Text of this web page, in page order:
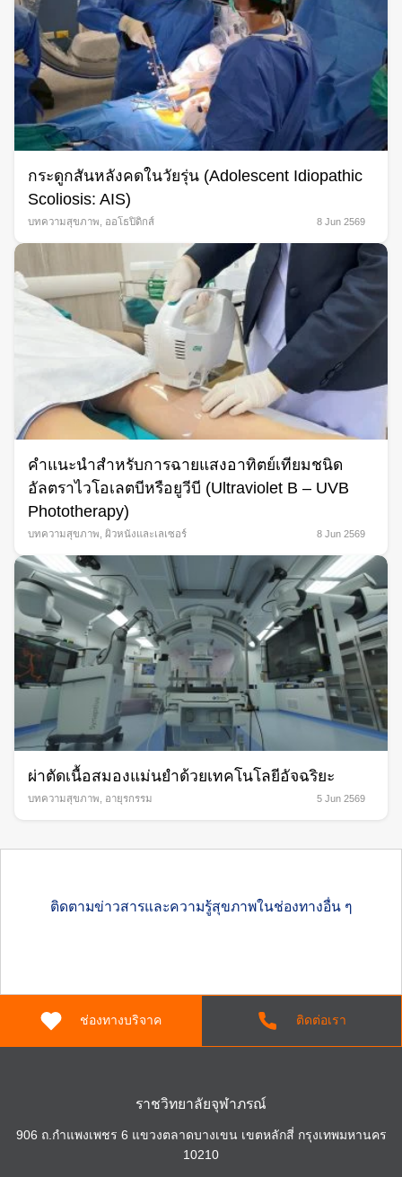
กระดูกสันหลังคดในวัยรุ่น (Adolescent Idiopathic
Scoliosis: AIS)
บทความสุขภาพ ออโธปิดิกส์ 8 Jun 2569
คำแนะนำสำหรับการฉายแสงอาทิตย์เทียมชนิด
อัลตราไวโอเลตบีหรือยูวีบี (Ultraviolet B – UVB
Phototherapy)
บทความสุขภาพ ผิวหนังและเลเซอร์ 8 Jun 2569
ผ่าตัดเนื้อสมองแม่นยำด้วยเทคโนโลยีอัจฉริยะ
บทความสุขภาพ อายุรกรรม 5 Jun 2569
ติดตามข่าวสารและความรู้สุขภาพในช่องทางอื่น ๆ
ช่องทางบริจาค ติดต่อเรา
ราชวิทยาลัยจุฬาภรณ์
906 ถ.กำแพงเพชร 6 แขวงตลาดบางเขน เขตหลักสี่ กรุงเทพมหานคร
10210